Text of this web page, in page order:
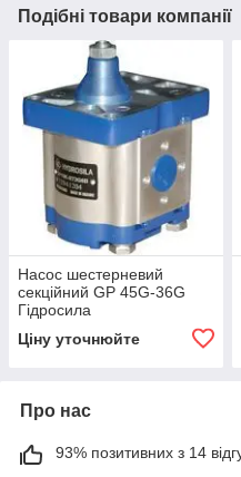
Подібні товари компанії
Насос шестерневий
секційний GP 45G-36G
Гідросила
Ціну уточнюйте
Про нас
93% позитивних з 14